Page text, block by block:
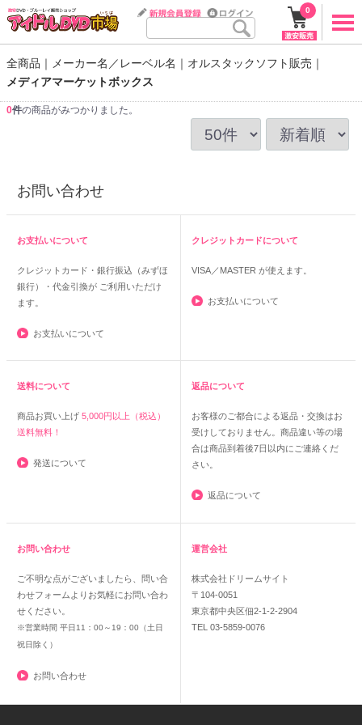
0
全商品 メーカー名／レーベル名
オルスタックソフト販売
メディアマーケットボックス
0件の商品がみつかりました。
お問い合わせ
お支払いについて
クレジットカード・銀行振込（みずほ
銀行）・代金引換が ご利用いただけ
ます。
お支払いについて
クレジットカードについて
VISA／MASTER が使えます。
お支払いについて
送料について
商品お買い上げ 5,000円以上（税込）
送料無料！
発送について
返品について
お客様のご都合による返品・交換はお
受けしておりません。商品違い等の場
合は商品到着後7日以内にご連絡くだ
さい。
返品について
お問い合わせ
ご不明な点がございましたら、問い合
わせフォームよりお気軽にお問い合わ
せください。
※営業時間 平日11：00～19：00（土日
祝日除く）
お問い合わせ
運営会社
株式会社ドリームサイト
〒104-0051
東京都中央区佃2-1-2-2904
TEL 03-5859-0076